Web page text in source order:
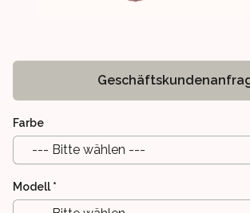
Farbe
--- Bitte wählen ---
Modell *